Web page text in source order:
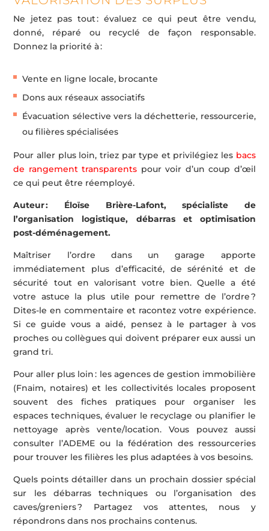
Ne jetez pas tout : évaluez ce qui peut être vendu,
donné, réparé ou recyclé de façon responsable.
Donnez la priorité à :
Vente en ligne locale, brocante
Dons aux réseaux associatifs
Évacuation sélective vers la déchetterie, ressourcerie,
ou filières spécialisées
Pour aller plus loin, triez par type et privilégiez les bacs
de rangement transparents pour voir d’un coup d’œil
ce qui peut être réemployé.
Auteur : Éloïse Brière-Lafont, spécialiste de
l’organisation logistique, débarras et optimisation
post-déménagement.
Maîtriser l’ordre dans un garage apporte
immédiatement plus d’efficacité, de sérénité et de
sécurité tout en valorisant votre bien. Quelle a été
votre astuce la plus utile pour remettre de l’ordre ?
Dites-le en commentaire et racontez votre expérience.
Si ce guide vous a aidé, pensez à le partager à vos
proches ou collègues qui doivent préparer eux aussi un
grand tri.
Pour aller plus loin : les agences de gestion immobilière
(Fnaim, notaires) et les collectivités locales proposent
souvent des fiches pratiques pour organiser les
espaces techniques, évaluer le recyclage ou planifier le
nettoyage après vente/location. Vous pouvez aussi
consulter l’ADEME ou la fédération des ressourceries
pour trouver les filières les plus adaptées à vos besoins.
Quels points détailler dans un prochain dossier spécial
sur les débarras techniques ou l’organisation des
caves/greniers ? Partagez vos attentes, nous y
répondrons dans nos prochains contenus.